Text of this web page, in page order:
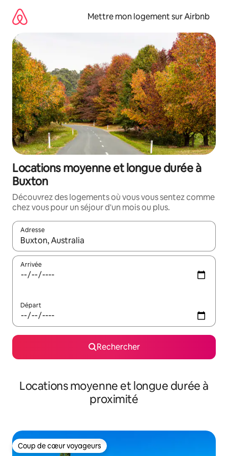
directement
contenu
Mettre mon logement sur Airbnb
Locations moyenne et longue durée à
Buxton
Découvrez des logements où vous vous sentez comme
chez vous pour un séjour d'un mois ou plus.
Adresse
Lorsque les résultats s'affichent, utilisez les flèches vers le
Arrivée
Départ
Rechercher
Locations moyenne et longue durée à
proximité
Coup de cœur voyageurs
Coup de cœur voyageurs